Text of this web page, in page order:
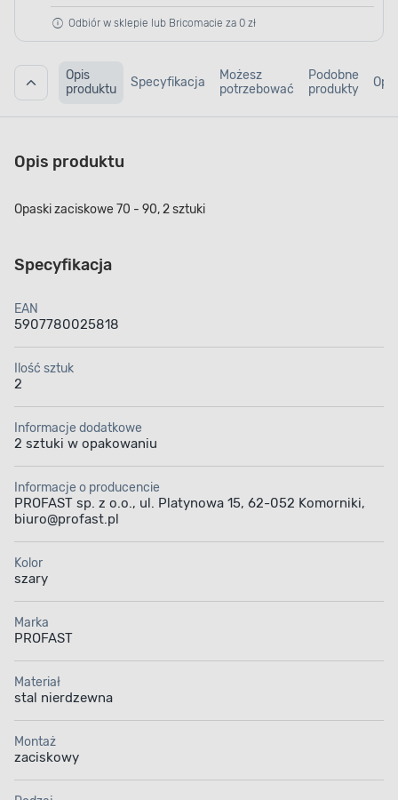
Odbiór w sklepie lub Bricomacie za 0 zł
Opis
produktu
Specyfikacja
Możesz
potrzebować
Podobne
produkty
Opis produktu
Opaski zaciskowe 70 - 90, 2 sztuki
Specyfikacja
EAN
5907780025818
Ilość sztuk
2
Informacje dodatkowe
2 sztuki w opakowaniu
Informacje o producencie
PROFAST sp. z o.o., ul. Platynowa 15, 62-052 Komorniki,
biuro@profast.pl
Kolor
szary
Marka
PROFAST
Materiał
stal nierdzewna
Montaż
zaciskowy